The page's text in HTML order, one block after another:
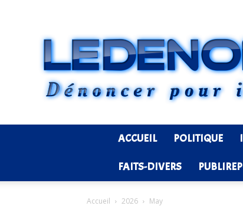
ACCUEIL POLITIQUE
FAITS-DIVERS
Accueil 2026 May